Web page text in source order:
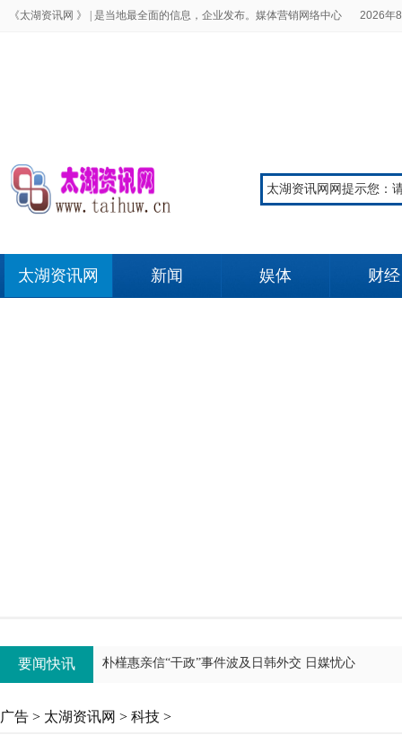
《太湖资讯网 》 | 是当地最全面的信息，企业发布。媒体营销网络中心 2026年
太湖资讯网 新闻 娱体 财经
要闻快讯 朴槿惠亲信“干政”事件波及日韩外交 日媒忧心
广告 > 太湖资讯网 > 科技 >